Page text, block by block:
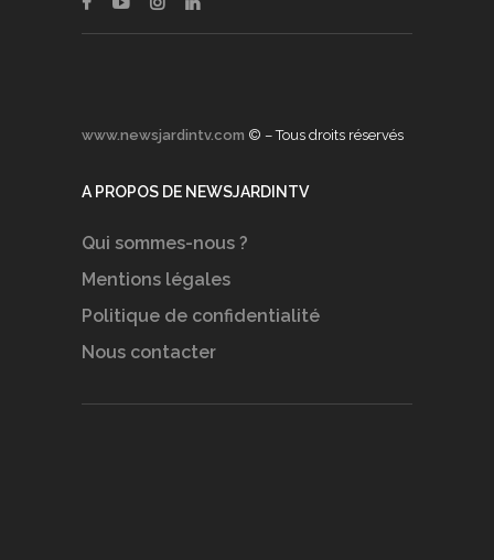
www.newsjardintv.com © – Tous droits réservés
A PROPOS DE NEWSJARDINTV
Qui sommes-nous ?
Mentions légales
Politique de confidentialité
Nous contacter